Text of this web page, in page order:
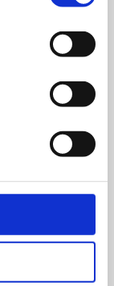
I en
et
en
,